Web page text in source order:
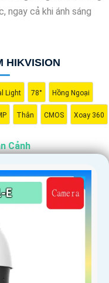
ngay cả khi ánh sáng
HIKVISION
Light 78° Hồng Ngoại
Thân CMOS Xoay 360
Cảnh